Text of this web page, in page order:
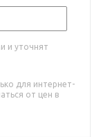
и уточнят
для интернет-
от цен в